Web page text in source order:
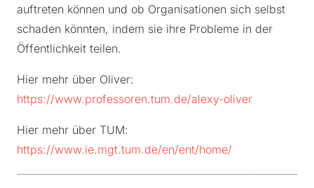
auftreten können und ob Organisationen sich selbst
schaden könnten, indem sie ihre Probleme in der
Öffentlichkeit teilen.
Hier mehr über Oliver:
https://www.professoren.tum.de/alexy-oliver
Hier mehr über TUM:
https://www.ie.mgt.tum.de/en/ent/home/